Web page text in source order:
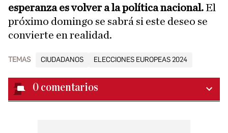
esperanza es volver a la política nacional.El
próximo domingo se sabrá si este deseo se
convierte en realidad.
TEMAS CIUDADANOS ELECCIONES EUROPEAS 2024
0 comentarios